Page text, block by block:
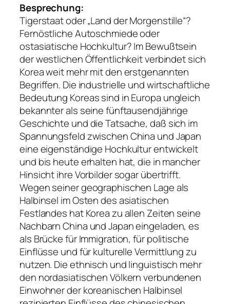
Besprechung:
Tigerstaat oder „Land der Morgenstille“?
Fernöstliche Autoschmiede oder
ostasiatische Hochkultur? Im Bewußtsein
der westlichen Öffentlichkeit verbindet sich
Korea weit mehr mit den erstgenannten
Begriffen. Die industrielle und wirtschaftliche
Bedeutung Koreas sind in Europa ungleich
bekannter als seine fünftausendjährige
Geschichte und die Tatsache, daß sich im
Spannungsfeld zwischen China und Japan
eine eigenständige Hochkultur entwickelt
und bis heute erhalten hat, die in mancher
Hinsicht ihre Vorbilder sogar übertrifft.
Wegen seiner geographischen Lage als
Halbinsel im Osten des asiatischen
Festlandes hat Korea zu allen Zeiten seine
Nachbarn China und Japan eingeladen, es
als Brücke für Immigration, für politische
Einflüsse und für kulturelle Vermittlung zu
nutzen. Die ethnisch und linguistisch mehr
den nordasiatischen Völkern verbundenen
Einwohner der koreanischen Halbinsel